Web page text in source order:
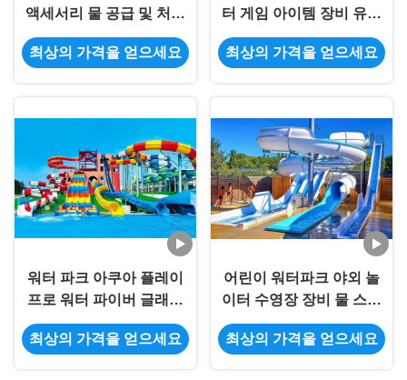
액세서리 물 공급 및 처리
시스템을 포함
최상의 가격을 얻으세요
터 게임 아이템 장비 유리
섬유 나선 슬라이드
최상의 가격을 얻으세요
워터 파크 아쿠아 플레이
프로 워터 파이버 글래스
슬라이드
최상의 가격을 얻으세요
어린이 워터파크 야외 놀
이터 수영장 장비 물 스파
이럴 슬라이드
최상의 가격을 얻으세요